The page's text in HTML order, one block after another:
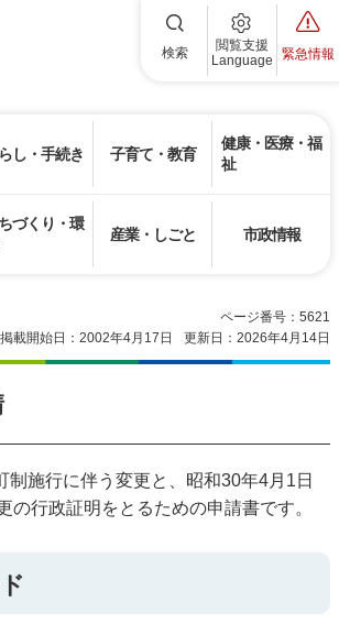
検索
閲覧支援
Language
緊急情報
し・手続き 子育て・教育
健康・医療・福
祉
づくり・環
産業・しごと 市政情報
ページ番号：5621
掲載開始日：2002年4月17日
更新日：2026年4月14日
制施行に伴う変更と、昭和30年4月1日
の行政証明をとるための申請書です。